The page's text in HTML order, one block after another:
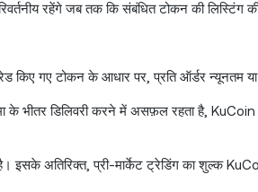
रहेंगे जब तक कि संबंधित टोकन की लिस्टिंग की
किए गए टोकन के आधार पर, प्रति ऑर्डर न्यूनतम
के भीतर डिलिवरी करने में असफ़ल रहता है,
है। इसके अतिरिक्त, प्री-मार्केट ट्रेडिंग का शुल्क